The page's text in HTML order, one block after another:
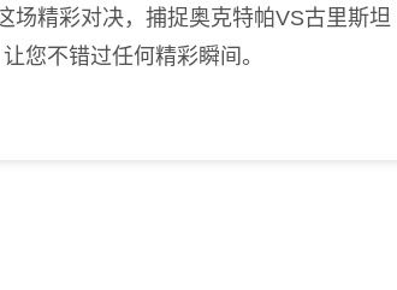
场精彩对决，捕捉奥克特帕VS古里斯坦
您不错过任何精彩瞬间。